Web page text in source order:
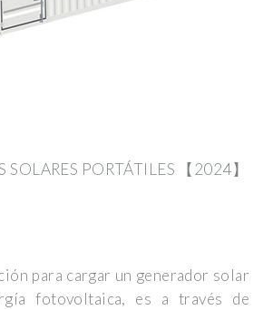
SOLARES PORTÁTILES 【2024】
para cargar un generador solar
fotovoltaica, es a través de